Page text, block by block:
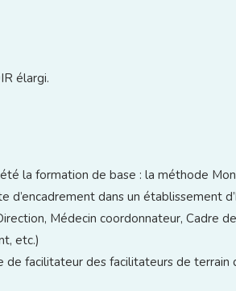
élargi.
la formation de base : la méthode
d’encadrement dans un établissement
Médecin coordonnateur, Cadre
etc.)
de facilitateur des facilitateurs de terrain